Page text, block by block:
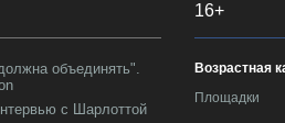
объединять".
с Шарлоттой
16+
Возрастная
Площадки